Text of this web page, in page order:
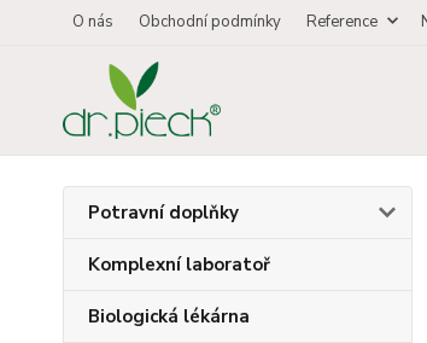
O nás Obchodní podmínky Reference
Potravní doplňky
Komplexní laboratoř
Biologická lékárna